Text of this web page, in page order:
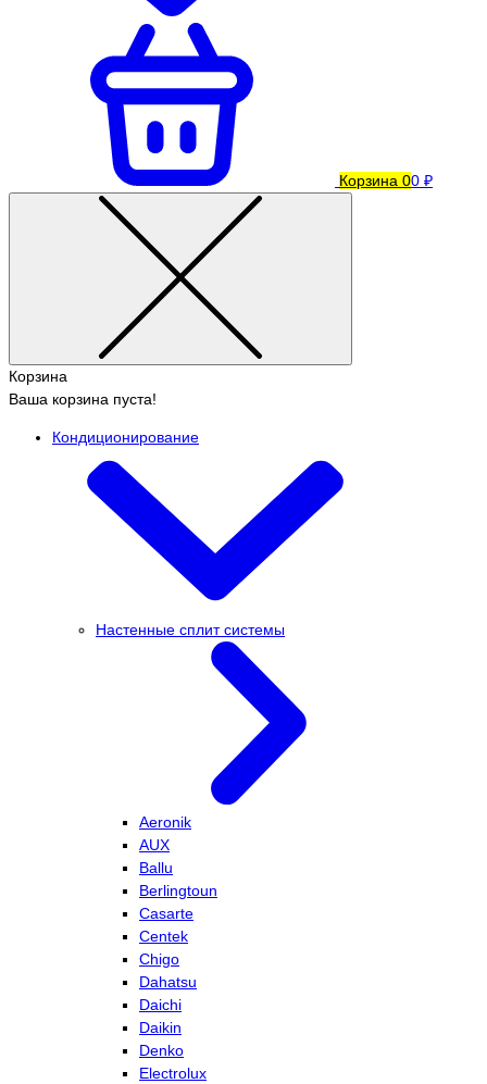
Корзина 00 ₽
Корзина
Ваша корзина пуста!
Кондиционирование
Настенные сплит системы
Aeronik
AUX
Ballu
Berlingtoun
Casarte
Centek
Chigo
Dahatsu
Daichi
Daikin
Denko
Electrolux